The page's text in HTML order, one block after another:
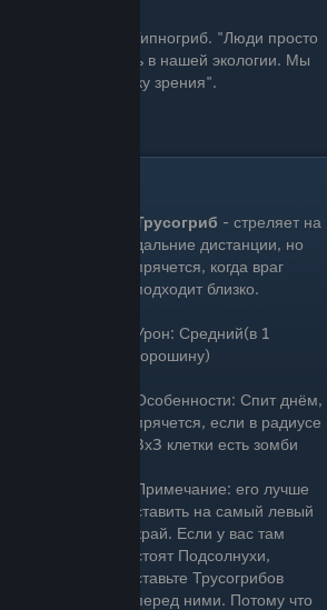
- утверждает Гипногриб. "Люди просто
важную роль в нашей экологии. Мы
им нашу точку зрения".
Трусогриб - стреляет на
дальние дистанции, но
прячется, когда враг
подходит близко.
Урон: Средний(в 1
горошину)
Особенности: Спит днём,
прячется, если в радиусе
3х3 клетки есть зомби
Примечание: его лучше
ставить на самый левый
край. Если у вас там
стоят Подсолнухи,
ставьте Трусогрибов
перед ними. Потому что